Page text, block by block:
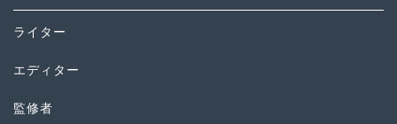
ライター
エディター
監修者